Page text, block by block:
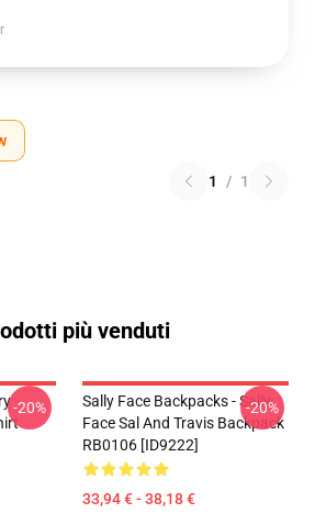
1 / 1
più venduti
-20%
Sally Face Backpacks - Sally
Face Sal And Travis Backpack
RB0106 [ID9222]
33,94 € - 38,18 €
-20%